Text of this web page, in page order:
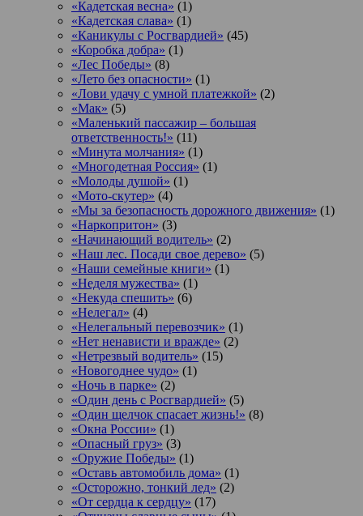
«Кадетская весна» (1)
«Кадетская слава» (1)
«Каникулы с Росгвардией» (45)
«Коробка добра» (1)
«Лес Победы» (8)
«Лето без опасности» (1)
«Лови удачу с умной платежкой» (2)
«Мак» (5)
«Маленький пассажир – большая
ответственность!» (11)
«Минута молчания» (1)
«Многодетная Россия» (1)
«Молоды душой» (1)
«Мото-скутер» (4)
«Мы за безопасность дорожного движения» (1)
«Наркопритон» (3)
«Начинающий водитель» (2)
«Наш лес. Посади свое дерево» (5)
«Наши семейные книги» (1)
«Неделя мужества» (1)
«Некуда спешить» (6)
«Нелегал» (4)
«Нелегальный перевозчик» (1)
«Нет ненависти и вражде» (2)
«Нетрезвый водитель» (15)
«Новогоднее чудо» (1)
«Ночь в парке» (2)
«Один день с Росгвардией» (5)
«Один щелчок спасает жизнь!» (8)
«Окна России» (1)
«Опасный груз» (3)
«Оружие Победы» (1)
«Оставь автомобиль дома» (1)
«Осторожно, тонкий лед» (2)
«От сердца к сердцу» (17)